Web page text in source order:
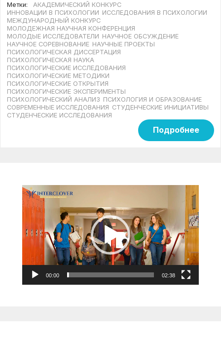
Метки:
АКАДЕМИЧЕСКИЙ КОНКУРС
ИННОВАЦИИ В ПСИХОЛОГИИ ИССЛЕДОВАНИЯ В ПСИХОЛОГИИ
МЕЖДУНАРОДНЫЙ КОНКУРС
МОЛОДЕЖНАЯ НАУЧНАЯ КОНФЕРЕНЦИЯ
МОЛОДЫЕ ИССЛЕДОВАТЕЛИ НАУЧНОЕ ОБСУЖДЕНИЕ
НАУЧНОЕ СОРЕВНОВАНИЕ НАУЧНЫЕ ПРОЕКТЫ
ПСИХОЛОГИЧЕСКАЯ ДИССЕРТАЦИЯ
ПСИХОЛОГИЧЕСКАЯ НАУКА
ПСИХОЛОГИЧЕСКИЕ ИССЛЕДОВАНИЯ
ПСИХОЛОГИЧЕСКИЕ МЕТОДИКИ
ПСИХОЛОГИЧЕСКИЕ ОТКРЫТИЯ
ПСИХОЛОГИЧЕСКИЕ ЭКСПЕРИМЕНТЫ
ПСИХОЛОГИЧЕСКИЙ АНАЛИЗ ПСИХОЛОГИЯ И ОБРАЗОВАНИЕ
СОВРЕМЕННЫЕ ИССЛЕДОВАНИЯ СТУДЕНЧЕСКИЕ ИНИЦИАТИВЫ
СТУДЕНЧЕСКИЕ ИССЛЕДОВАНИЯ
Подробнее
Видеоплеер
00:00 02:38